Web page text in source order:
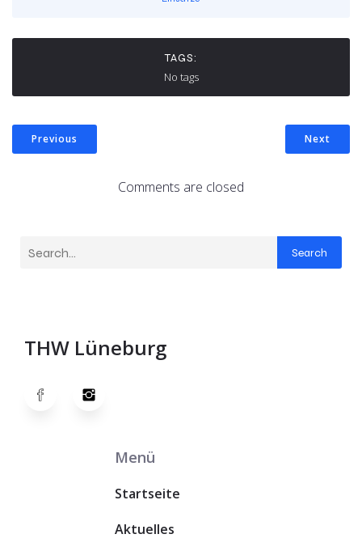
TAGS:
No tags
Previous Next
Comments are closed
Search
THW Lüneburg
Menü
Startseite
Aktuelles